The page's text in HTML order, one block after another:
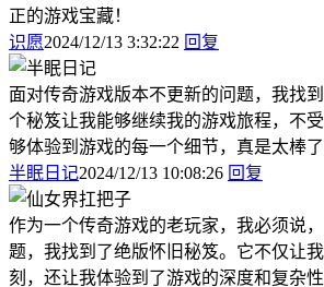
正的游戏宝藏！
识愿2024/12/13 3:32:22 回复
面对传奇游戏版本不更新的问题，我找
个秘笈让我能够继续我的游戏旅程，不
够体验到游戏的每一个细节，真是太棒了
半眠日记2024/12/13 10:08:26 回复
作为一个传奇游戏的老玩家，我必须说
题，我找到了绝版怀旧秘笈。它不仅让
刻，还让我体验到了游戏的深度和复杂